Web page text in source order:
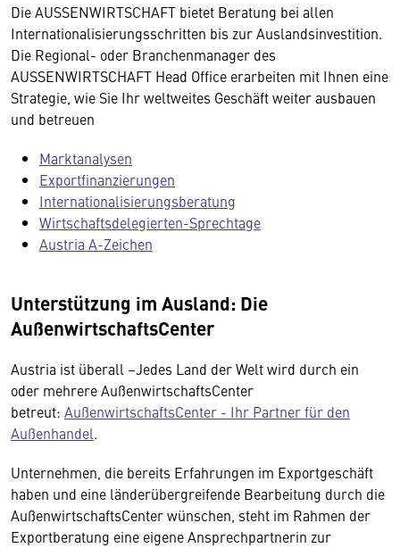
Die AUSSENWIRTSCHAFT bietet Beratung bei allen
Internationalisierungsschritten bis zur Auslandsinvestition.
Die Regional- oder Branchenmanager des
AUSSENWIRTSCHAFT Head Office erarbeiten mit Ihnen eine
Strategie, wie Sie Ihr weltweites Geschäft weiter ausbauen
und betreuen
Marktanalysen
Exportfinanzierungen
Internationalisierungsberatung
Wirtschaftsdelegierten-Sprechtage
Austria A-Zeichen
Unterstützung im Ausland: Die
AußenwirtschaftsCenter
Austria ist überall –Jedes Land der Welt wird durch ein
oder mehrere AußenwirtschaftsCenter
betreut: AußenwirtschaftsCenter - Ihr Partner für den
Außenhandel.
Unternehmen, die bereits Erfahrungen im Exportgeschäft
haben und eine länderübergreifende Bearbeitung durch die
AußenwirtschaftsCenter wünschen, steht im Rahmen der
Exportberatung eine eigene Ansprechpartnerin zur